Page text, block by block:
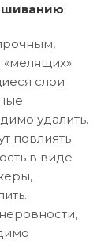
:
слои
удалить.
повлиять
в виде